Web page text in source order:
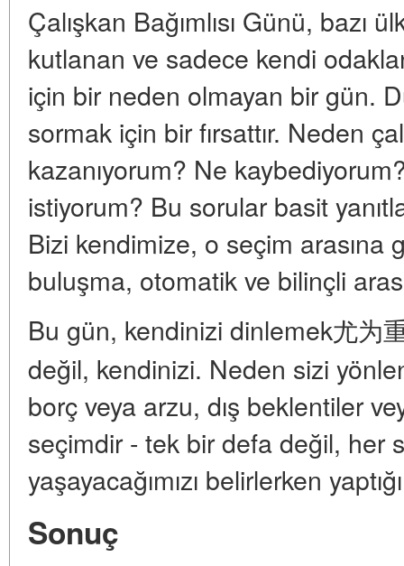
Çalışkan Bağımlısı Günü, bazı
kutlanan ve sadece kendi
için bir neden olmayan bir gün.
sormak için bir fırsattır. Neden
kazanıyorum? Ne
istiyorum? Bu sorular basit
Bizi kendimize, o seçim arasına
buluşma, otomatik ve bilinçli
Bu gün, kendinizi dinlemek尤为
değil, kendinizi. Neden sizi
borç veya arzu, dış beklentiler
seçimdir - tek bir defa değil, her
yaşayacağımızı belirlerken
Sonuç